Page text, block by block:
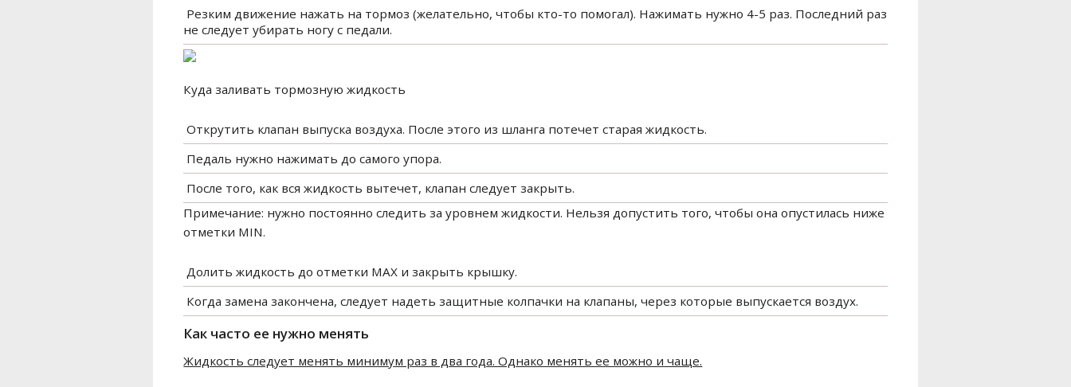
​ Резким движение нажать на тормоз (желательно, чтобы кто-то помогал). Нажимать нужно 4-5 раз. Последний раз
не следует убирать ногу с педали.
Куда заливать тормозную жидкость
​ Открутить клапан выпуска воздуха. После этого из шланга потечет старая жидкость.
​ Педаль нужно нажимать до самого упора.
​ После того, как вся жидкость вытечет, клапан следует закрыть.
Примечание: нужно постоянно следить за уровнем жидкости. Нельзя допустить того, чтобы она опустилась ниже
отметки MIN.
​ Долить жидкость до отметки MAX и закрыть крышку.
​ Когда замена закончена, следует надеть защитные колпачки на клапаны, через которые выпускается воздух.
Как часто ее нужно менять
Жидкость следует менять минимум раз в два года. Однако менять ее можно и чаще.